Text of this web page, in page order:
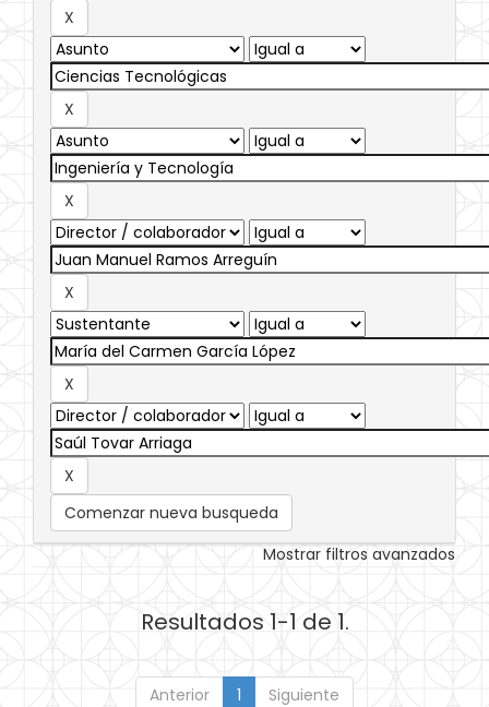
Comenzar nueva busqueda
Mostrar filtros avanzados
Resultados 1-1 de 1.
Anterior 1 Siguiente